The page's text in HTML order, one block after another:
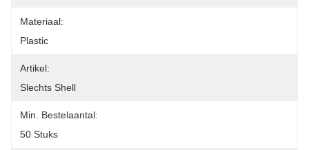
Materiaal:
Plastic
Artikel:
Slechts Shell
Min. Bestelaantal:
50 Stuks